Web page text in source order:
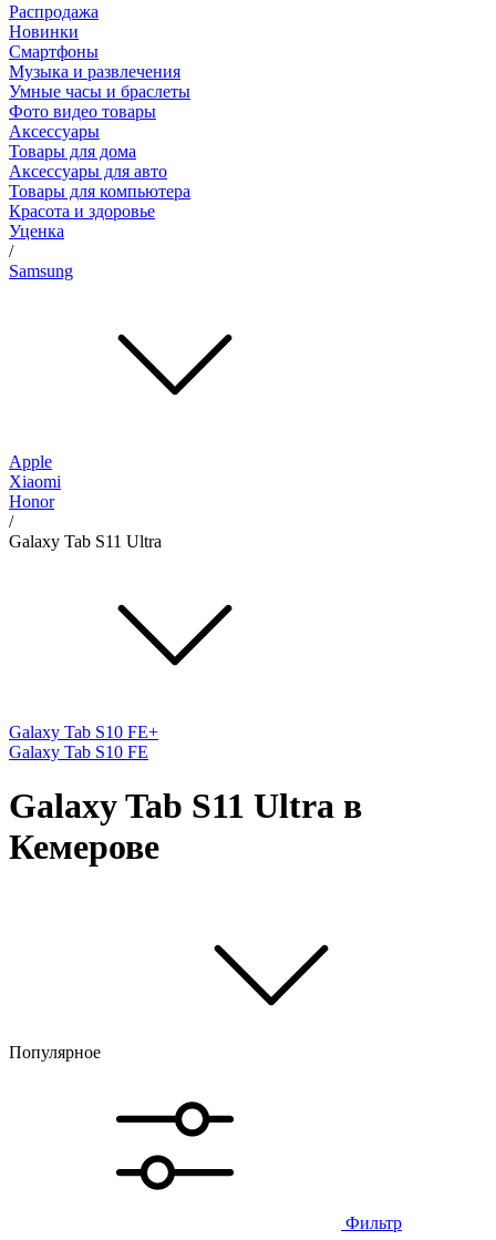
Распродажа
Новинки
Смартфоны
Музыка и развлечения
Умные часы и браслеты
Фото видео товары
Аксессуары
Товары для дома
Аксессуары для авто
Товары для компьютера
Красота и здоровье
Уценка
/
Samsung
Apple
Xiaomi
Honor
/
Galaxy Tab S11 Ultra
Galaxy Tab S10 FE+
Galaxy Tab S10 FE
Galaxy Tab S11 Ultra в
Кемерове
Популярное
Фильтр